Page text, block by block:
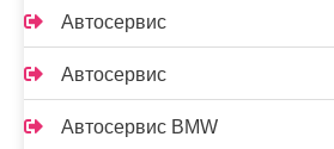
Автосервис
Автосервис
Автосервис BMW